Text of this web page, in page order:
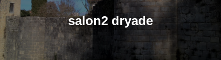
salon2 dryade